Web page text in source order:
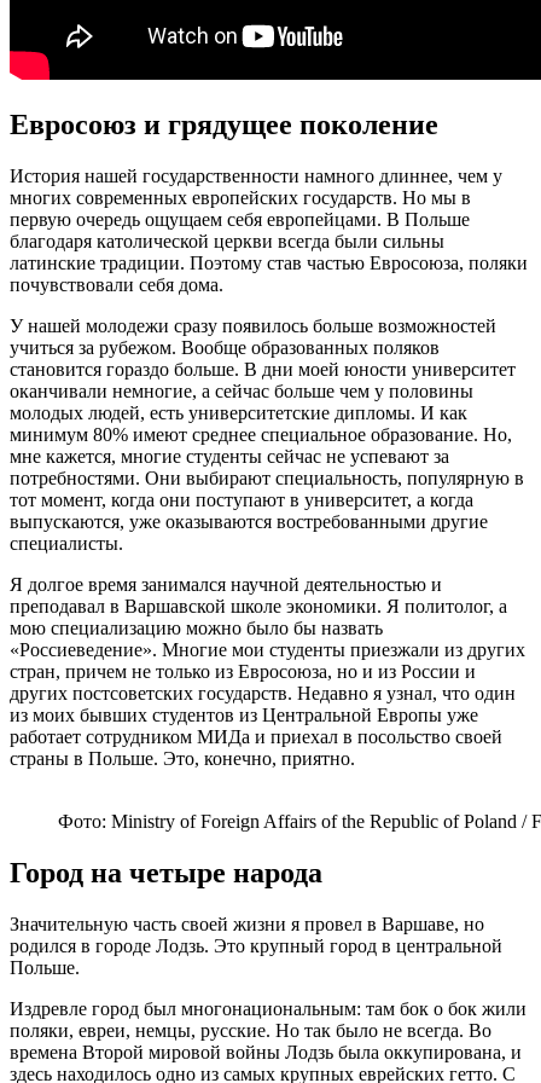
Евросоюз и грядущее поколение
История нашей государственности намного длиннее, чем у
многих современных европейских государств. Но мы в
первую очередь ощущаем себя европейцами. В Польше
благодаря католической церкви всегда были сильны
латинские традиции. Поэтому став частью Евросоюза, поляки
почувствовали себя дома.
У нашей молодежи сразу появилось больше возможностей
учиться за рубежом. Вообще образованных поляков
становится гораздо больше. В дни моей юности университет
оканчивали немногие, а сейчас больше чем у половины
молодых людей, есть университетские дипломы. И как
минимум 80% имеют среднее специальное образование. Но,
мне кажется, многие студенты сейчас не успевают за
потребностями. Они выбирают специальность, популярную в
тот момент, когда они поступают в университет, а когда
выпускаются, уже оказываются востребованными другие
специалисты.
Я долгое время занимался научной деятельностью и
преподавал в Варшавской школе экономики. Я политолог, а
мою специализацию можно было бы назвать
«Россиеведение». Многие мои студенты приезжали из других
стран, причем не только из Евросоюза, но и из России и
других постсоветских государств. Недавно я узнал, что один
из моих бывших студентов из Центральной Европы уже
работает сотрудником МИДа и приехал в посольство своей
страны в Польше. Это, конечно, приятно.
Фото: Ministry of Foreign Affairs of the Republic of Poland /
Город на четыре народа
Значительную часть своей жизни я провел в Варшаве, но
родился в городе Лодзь. Это крупный город в центральной
Польше.
Издревле город был многонациональным: там бок о бок жили
поляки, евреи, немцы, русские. Но так было не всегда. Во
времена Второй мировой войны Лодзь была оккупирована, и
здесь находилось одно из самых крупных еврейских гетто. С